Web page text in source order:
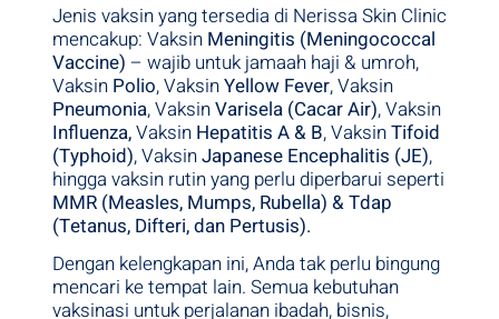
Jenis vaksin yang tersedia di Nerissa Skin Clinic
mencakup: Vaksin Meningitis (Meningococcal
Vaccine) – wajib untuk jamaah haji & umroh,
Vaksin Polio, VaksinYellow Fever, Vaksin
Pneumonia, VaksinVarisela (Cacar Air), Vaksin
Influenza,Vaksin Hepatitis A & B, VaksinTifoid
(Typhoid), VaksinJapanese Encephalitis (JE),
hingga vaksin rutin yang perlu diperbarui seperti
MMR (Measles, Mumps, Rubella) & Tdap
(Tetanus, Difteri, dan Pertusis).
Dengan kelengkapan ini, Anda tak perlu bingung
mencari ke tempat lain. Semua kebutuhan
vaksinasi untuk perjalanan ibadah, bisnis,